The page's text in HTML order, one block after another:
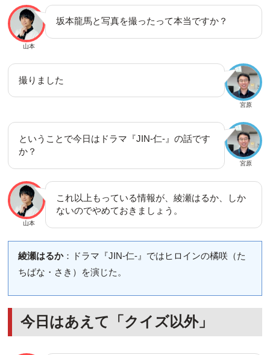
山本
坂本龍馬と写真を撮ったって本当ですか？
宮原
撮りました
宮原
ということで今日はドラマ『JIN-仁-』の話です
か？
山本
これ以上もっている情報が、綾瀬はるか、しか
ないのでやめておきましょう。
綾瀬はるか：ドラマ『JIN-仁-』ではヒロインの橘咲（た
ちばな・さき）を演じた。
今日はあえて「クイズ以外」